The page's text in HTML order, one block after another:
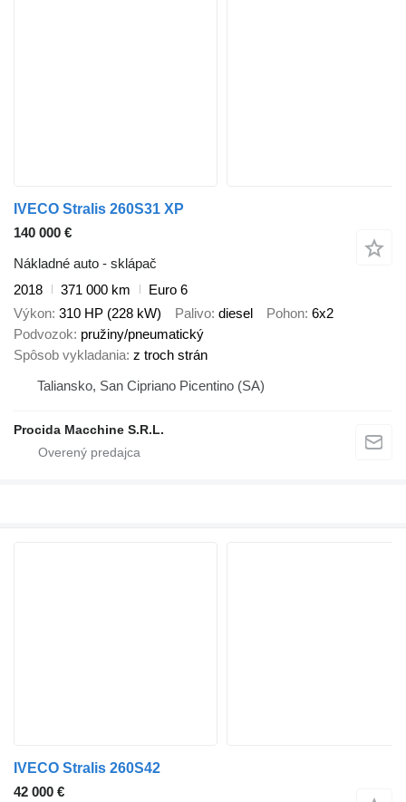
IVECO Stralis 260S31 XP
140 000 €
Nákladné auto - sklápač
2018
371 000 km
Euro 6
Výkon 310 HP (228 kW) Palivo diesel Pohon 6x2
Podvozok pružiny/pneumatický
Spôsob vykladania z troch strán
Taliansko, San Cipriano Picentino (SA)
Procida Macchine S.R.L.
IVECO Stralis 260S42
42 000 €